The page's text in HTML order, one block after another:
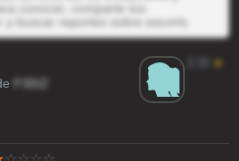
conocer, compartir tus
y buscar reportes sobre escorts
★